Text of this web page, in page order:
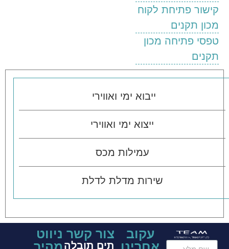
קישור פתיחת לקוח
מכון תקנים
טפסי פתיחה מכון
תקנים
ייבוא ימי ואווירי
ייצוא ימי ואווירי
עמילות מכס
שירות מדלת לדלת
עקוב
צור קשר
תים תובלה
ניווט